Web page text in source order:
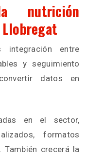
entre
y seguimiento
datos en
en el sector,
formatos
crecerá la